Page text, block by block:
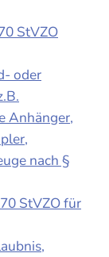
StVZO
oder
Anhänger,
nach §
StVZO für